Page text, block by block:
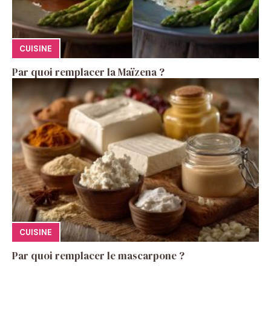
CUISINE
Par quoi remplacer la Maïzena ?
CUISINE
Par quoi remplacer le mascarpone ?